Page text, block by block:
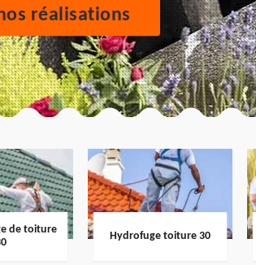
réalisations
de toiture
Hydrofuge toiture 30